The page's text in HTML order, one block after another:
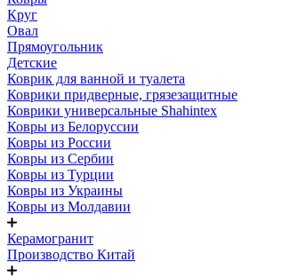
Круг
Овал
Прямоугольник
Детские
Коврик для ванной и туалета
Коврики придверные, грязезащитные
Коврики универсальные Shahintex
Ковры из Белоруссии
Ковры из России
Ковры из Сербии
Ковры из Турции
Ковры из Украины
Ковры из Молдавии
Керамогранит
Производство Китай